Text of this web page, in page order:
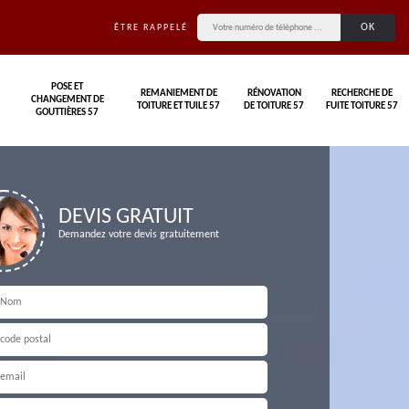
ÊTRE RAPPELÉ
POSE ET
CHANGEMENT DE
GOUTTIÈRES 57
REMANIEMENT DE
TOITURE ET TUILE 57
RÉNOVATION
DE TOITURE 57
RECHERCHE DE
FUITE TOITURE 57
DEVIS GRATUIT
Demandez votre devis gratuitement